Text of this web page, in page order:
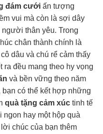
đám cưới ấn tượng
vui mà còn là sợi dây
thân yêu. Trong
chân thành chính là
dâu và chú rể cảm thấy
đều mang theo hy vọng
và bền vững theo năm
có thể kết hợp những
quà tặng cảm xúc tinh tế
ngon hay một hộp quà
chúc của bạn thêm